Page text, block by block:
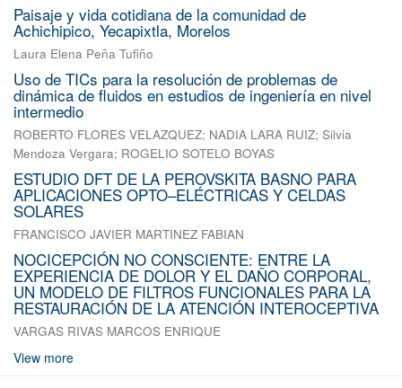
Paisaje y vida cotidiana de la comunidad de
Achichipico, Yecapixtla, Morelos
Laura Elena Peña Tufiño
Uso de TICs para la resolución de problemas de
dinámica de fluidos en estudios de ingeniería en nivel
intermedio
ROBERTO FLORES VELAZQUEZ; NADIA LARA RUIZ; Silvia
Mendoza Vergara; ROGELIO SOTELO BOYAS
ESTUDIO DFT DE LA PEROVSKITA BASNO PARA
APLICACIONES OPTO–ELÉCTRICAS Y CELDAS
SOLARES
FRANCISCO JAVIER MARTINEZ FABIAN
NOCICEPCIÓN NO CONSCIENTE: ENTRE LA
EXPERIENCIA DE DOLOR Y EL DAÑO CORPORAL,
UN MODELO DE FILTROS FUNCIONALES PARA LA
RESTAURACIÓN DE LA ATENCIÓN INTEROCEPTIVA
VARGAS RIVAS MARCOS ENRIQUE
View more